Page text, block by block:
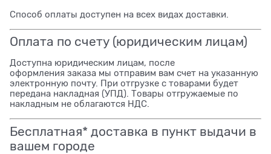
Способ оплаты доступен на всех видах доставки.
Оплата по счету (юридическим лицам)
Доступна юридическим лицам, после
оформления заказа мы отправим вам счет на указанную
электронную почту. При отгрузке с товарами будет
передана накладная (УПД). Товары отгружаемые по
накладным не облагаются НДС.
Бесплатная* доставка в пункт выдачи в
вашем городе